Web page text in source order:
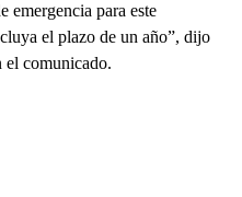
emergencia para este
el plazo de un año”, dijo
el comunicado.